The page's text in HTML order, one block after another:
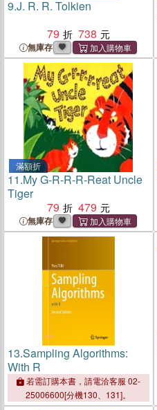
9.J. R. R. Tolkien
79
738
無庫存
滿額折
11.My G-R-R-R-Reat Uncle
Tiger
79
479
無庫存
13.Sampling Algorithms:
With R
若需訂購本書，請電洽客服 02-
25006600[分機130、131]。